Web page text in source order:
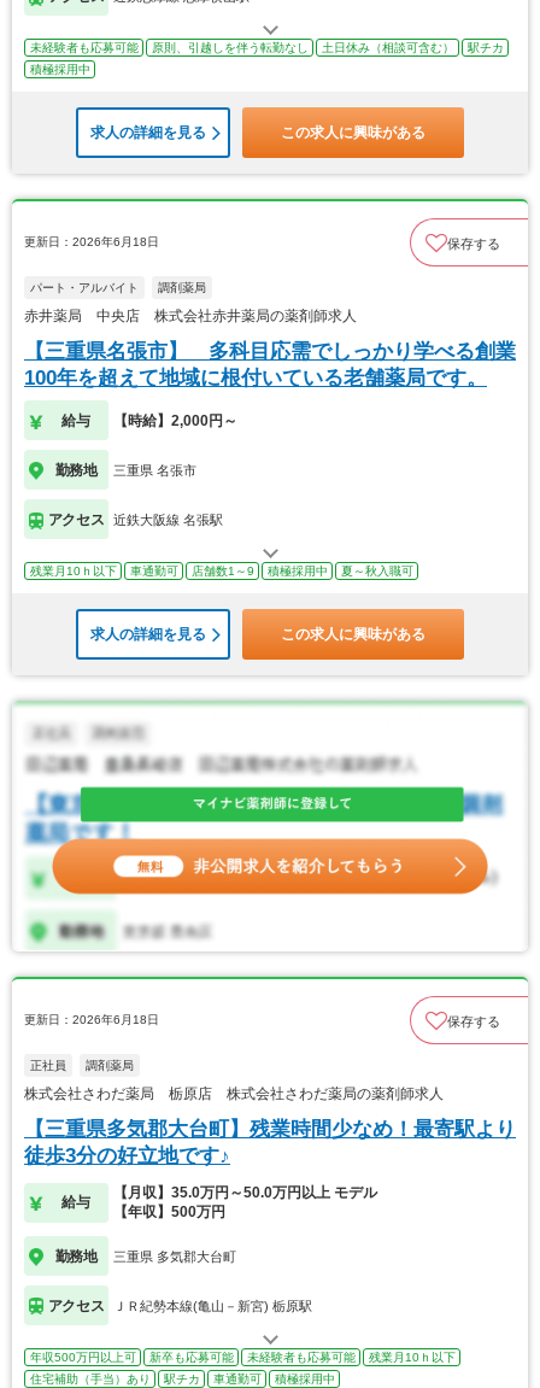
未経験者も応募可能 原則、引越しを伴う転勤なし 土日休み（相談可含む）
駅チカ
積極採用中
求人の詳細を見る この求人に興味がある
更新日：2026年6月18日 保存する
パート・アルバイト 調剤薬局
赤井薬局 中央店 株式会社赤井薬局の薬剤師求人
【三重県名張市】 多科目応需でしっかり学べる創業
100年を超えて地域に根付いている老舗薬局です。
給与 【時給】2,000円～
勤務地 三重県 名張市
アクセス 近鉄大阪線 名張駅
残業月10ｈ以下 車通勤可 店舗数1～9 積極採用中 夏～秋入職可
求人の詳細を見る この求人に興味がある
更新日：2026年6月18日 保存する
正社員 調剤薬局
株式会社さわだ薬局 栃原店 株式会社さわだ薬局の薬剤師求人
【三重県多気郡大台町】残業時間少なめ！最寄駅より
徒歩3分の好立地です♪
給与
【月収】35.0万円～50.0万円以上 モデル
【年収】500万円
勤務地 三重県 多気郡大台町
アクセス ＪＲ紀勢本線(亀山－新宮) 栃原駅
年収500万円以上可 新卒も応募可能 未経験者も応募可能
残業月10ｈ以下
住宅補助（手当）あり
駅チカ 車通勤可 積極採用中